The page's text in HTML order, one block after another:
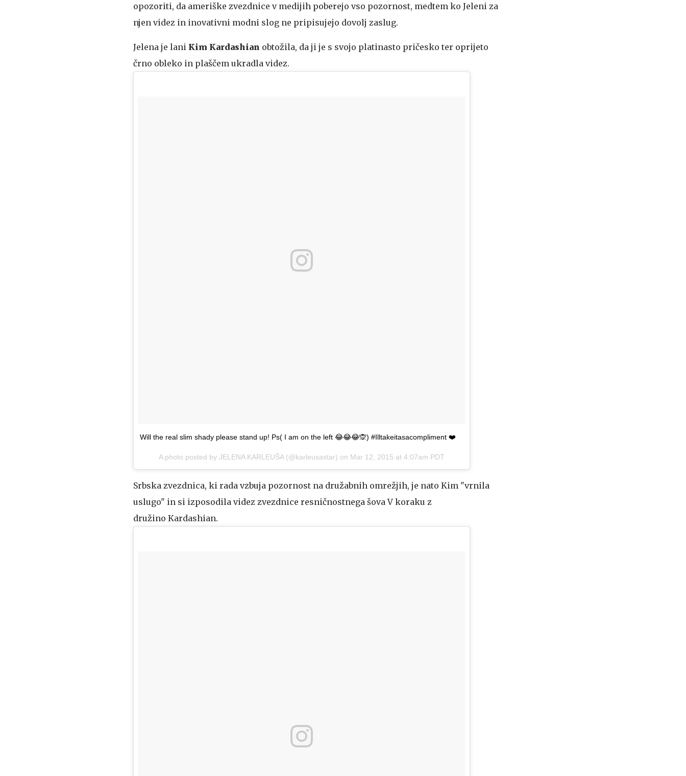
opozoriti, da ameriške zvezdnice v medijih poberejo vso pozornost, medtem ko Jeleni za
njen videz in inovativni modni slog ne pripisujejo dovolj zaslug.
Jelena je lani Kim Kardashian obtožila, da ji je s svojo platinasto pričesko ter oprijeto
črno obleko in plaščem ukradla videz.
Will the real slim shady please stand up! Ps( I am on the left 😂😂😂🙊) #Illtakeitasacompliment ❤️
A photo posted by JELENA KARLEUŠA (@karleusastar) on Mar 12, 2015 at 4:07am PDT
Srbska zvezdnica, ki rada vzbuja pozornost na družabnih omrežjih, je nato Kim "vrnila
uslugo" in si izposodila videz zvezdnice resničnostnega šova V koraku z
družino Kardashian.